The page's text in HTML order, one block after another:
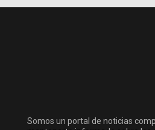
Somos un portal de noticias